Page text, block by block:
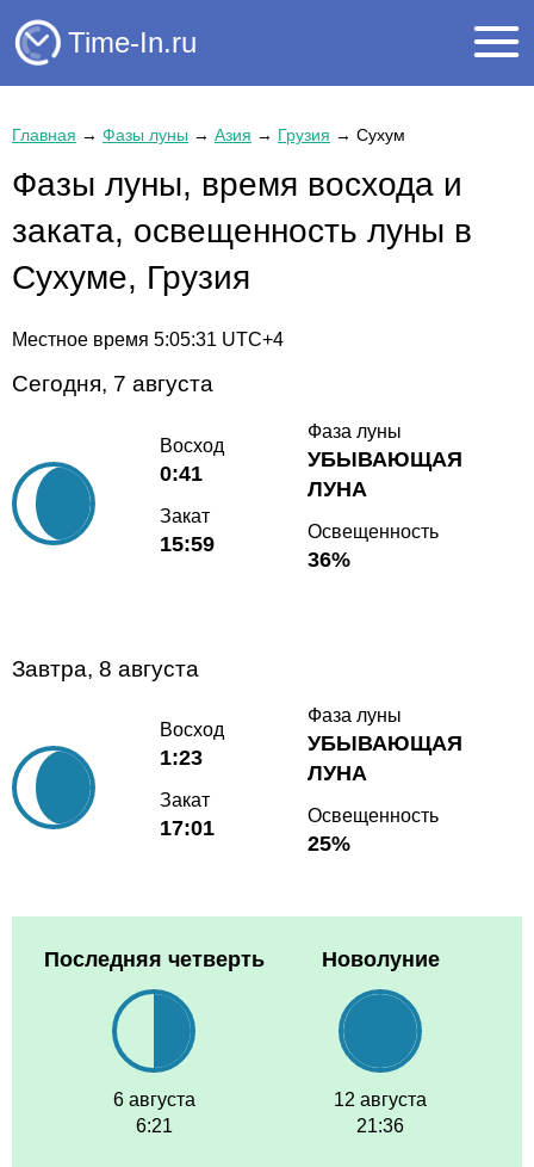
Time-In.ru
Главная → Фазы луны → Азия → Грузия → Сухум
Фазы луны, время восхода и
заката, освещенность луны в
Сухуме, Грузия
Местное время 5:05:31 UTC+4
Сегодня, 7 августа
Восход
0:41
Закат
15:59
Фаза луны
УБЫВАЮЩАЯ
ЛУНА
Освещенность
36%
Завтра, 8 августа
Восход
1:23
Закат
17:01
Фаза луны
УБЫВАЮЩАЯ
ЛУНА
Освещенность
25%
Последняя четверть
6 августа
6:21
Новолуние
12 августа
21:36